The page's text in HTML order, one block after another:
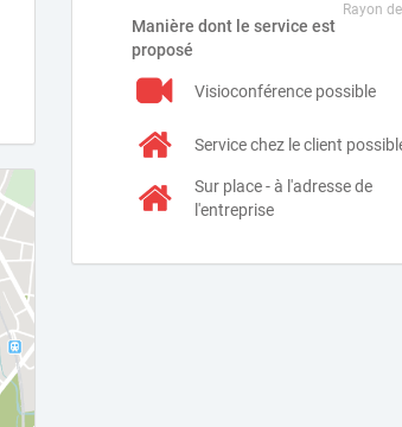
Rayon
Manière dont le service est
proposé
Visioconférence possible
Service chez le client
Sur place - à l'adresse de
l'entreprise